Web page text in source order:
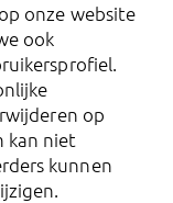
onze website
ook
op
kan niet
kunnen